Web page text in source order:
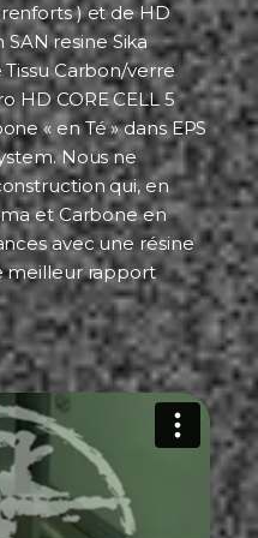
) et de HD
SAN resine Sika
Tissu Carbon/verre
HD CORE CELL 5
« en Té » dans EPS
Nous ne
qui, en
et Carbone en
avec une résine
meilleur rapport